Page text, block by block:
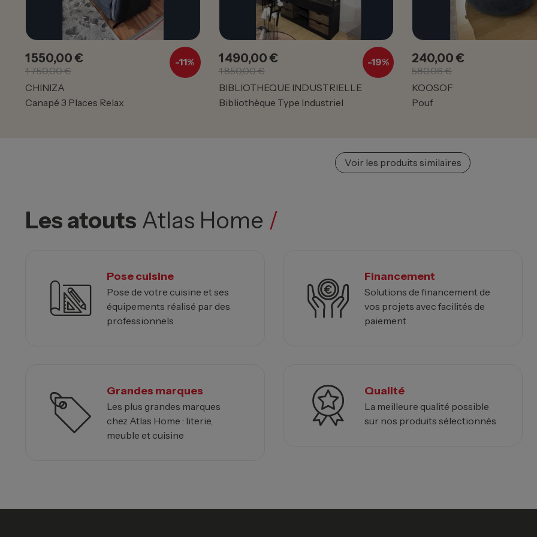
-11%
Prix
1 550,00 €Prix de base
1 750,00 €
CHINIZA
Canapé 3 Places Relax
-19%
Prix
1 490,00 €Prix de base
1 850,00 €
BIBLIOTHEQUE INDUSTRIELLE
Bibliothèque Type Industriel
Prix
240,00 €Prix de base
580,06 €
KOOSOF
Pouf
Voir les produits similaires
Les atouts Atlas Home /
Pose cuisine
Pose de votre cuisine et ses
équipements réalisé par des
professionnels
Financement
Solutions de financement de
vos projets avec facilités de
paiement
Grandes marques
Les plus grandes marques
chez Atlas Home : literie,
meuble et cuisine
Qualité
La meilleure qualité possible
sur nos produits sélectionnés